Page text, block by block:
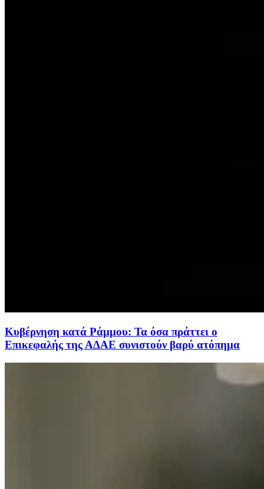
Κυβέρνηση κατά Ράμμου: Τα όσα πράττει ο
Επικεφαλής της ΑΔΑΕ συνιστούν βαρύ ατόπημα